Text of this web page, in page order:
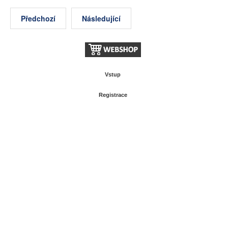
Předchozí Následující
Vstup
Registrace